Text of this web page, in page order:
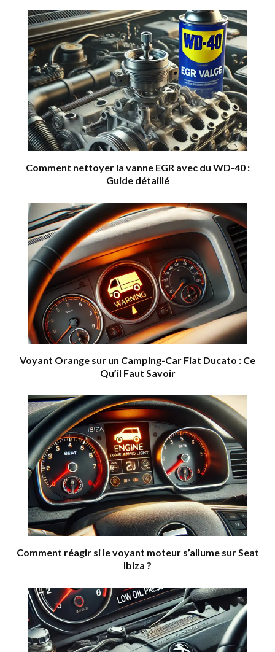
Comment nettoyer la vanne EGR avec du WD-40 :
Guide détaillé
Voyant Orange sur un Camping-Car Fiat Ducato : Ce
Qu’il Faut Savoir
Comment réagir si le voyant moteur s’allume sur Seat
Ibiza ?